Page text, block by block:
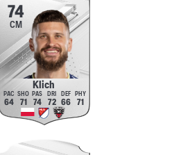
74
CM
Klich
64 71 74 72 66 71